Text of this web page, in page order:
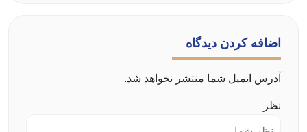
اضافه کردن دیدگاه
آدرس ایمیل شما منتشر نخواهد شد.
نظر